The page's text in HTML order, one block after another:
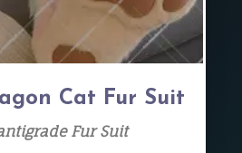
Cat Fur Suit
Fur Suit